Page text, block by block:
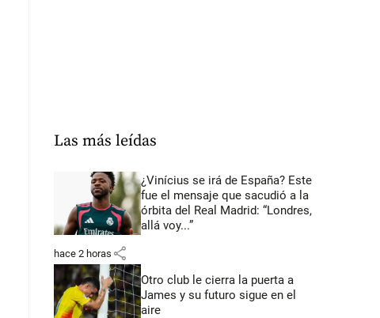
Las más leídas
¿Vinícius se irá de España? Este
fue el mensaje que sacudió a la
órbita del Real Madrid: “Londres,
allá voy...”
hace 2 horas share
Otro club le cierra la puerta a
James y su futuro sigue en el
aire